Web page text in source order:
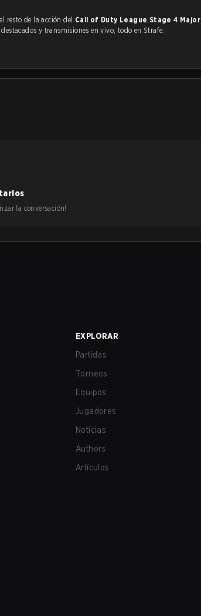
resto de la acción del Call of Duty League Stage 4 Major
y transmisiones en vivo, todo en Strafe.
la conversación!
EXPLORAR
Partidas
Torneos
Equipos
Jugadores
Noticias
Authors
Artículos